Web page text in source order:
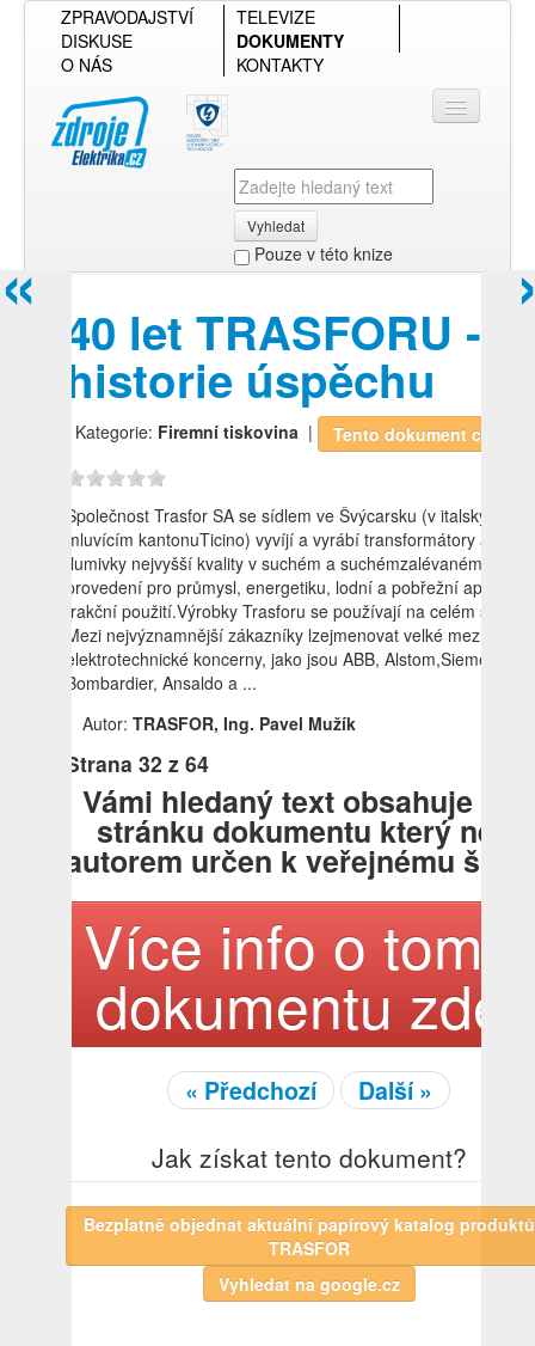
ZPRAVODAJSTVÍ
TELEVIZE
DISKUSE
DOKUMENTY
O NÁS
KONTAKTY
Vyhledat
Pouze v této knize
Přehled podle firmy
Přehled podle obsahu
40 let TRASFORU -
historie úspěchu
| Kategorie: Firemní tiskovina | Tento dokument chci!
Společnost Trasfor SA se sídlem ve Švýcarsku (v italsky
mluvícím kantonuTicino) vyvíjí a vyrábí transformátory a
tlumivky nejvyšší kvality v suchém a suchémzalévaném
provedení pro průmysl, energetiku, lodní a pobřežní aplikace
trakční použití.Výrobky Trasforu se používají na celém světě.
Mezi nejvýznamnější zákazníky lzejmenovat velké
elektrotechnické koncerny, jako jsou ABB, Alstom,Siemens,
Bombardier, Ansaldo a ...
Autor: TRASFOR, Ing. Pavel Mužík
Strana 32 z 64
«
Vámi hledaný text obsahuje tato
stránku dokumentu který není
autorem určen k veřejnému
Více info o tomto
dokumentu zde!
« Předchozí Další »
Jak získat tento dokument?
Bezplatně objednat aktuální papírový katalog produktů
TRASFOR